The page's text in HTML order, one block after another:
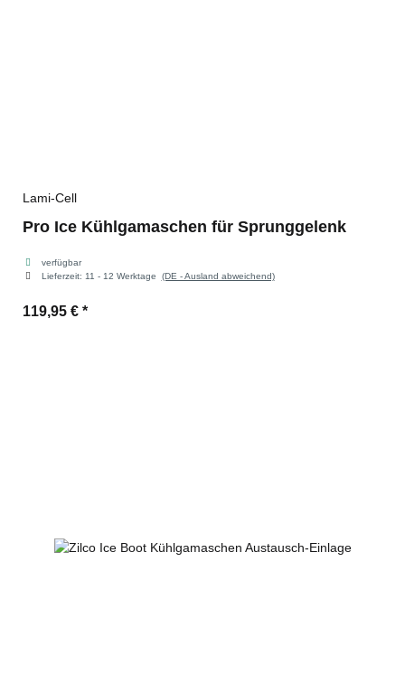
Lami-Cell
Pro Ice Kühlgamaschen für Sprunggelenk
verfügbar
Lieferzeit: 11 - 12 Werktage (DE - Ausland abweichend)
119,95 € *